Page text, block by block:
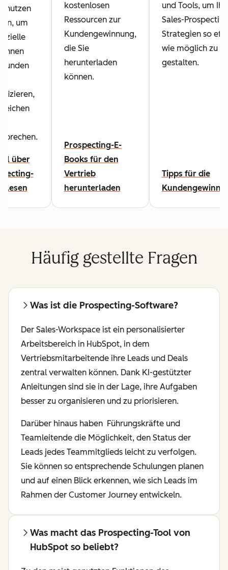
nutzen
um
über
lesen
kostenlosen
Ressourcen zur
Kundengewinnung,
die Sie
herunterladen
können.
Prospecting-E-
Books für den
Vertrieb
herunterladen
und Tools, um
Sales-
Strategien so
wie möglich zu
gestalten.
Tipps für die
Häufig gestellte Fragen
Was ist die Prospecting-Software?
Der Sales-Workspace ist ein personalisierter
Arbeitsbereich in HubSpot, in dem
Vertriebsmitarbeitende ihre Leads und Deals
zentral verwalten können. Dank KI-gestützter
Anleitungen sind sie in der Lage, ihre Aufgaben
besser zu organisieren und zu priorisieren.
Darüber hinaus haben Führungskräfte und
Teamleitende die Möglichkeit, den Status der
Leads jedes Teammitglieds leicht zu verfolgen.
Sie können so entsprechende Schulungen planen
und auf einen Blick erkennen, wie sich Leads im
Rahmen der Customer Journey entwickeln.
Was macht das Prospecting-Tool von
HubSpot so beliebt?